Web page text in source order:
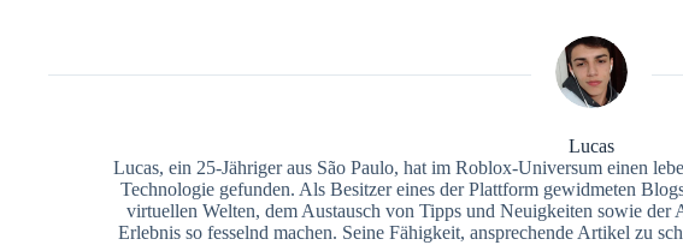
Lucas
Lucas, ein 25-Jähriger aus São Paulo, hat im Roblox-Universum einen
Technologie gefunden. Als Besitzer eines der Plattform gewidmeten
virtuellen Welten, dem Austausch von Tipps und Neuigkeiten sowie der
Erlebnis so fesselnd machen. Seine Fähigkeit, ansprechende Artikel zu